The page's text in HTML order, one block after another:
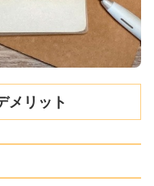
メリット